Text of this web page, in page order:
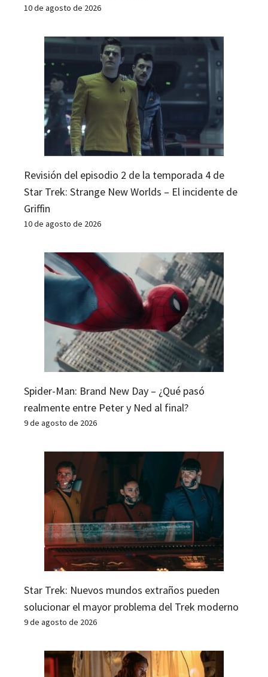
10 de agosto de 2026
Revisión del episodio 2 de la temporada 4 de
Star Trek: Strange New Worlds – El incidente de
Griffin
10 de agosto de 2026
Spider-Man: Brand New Day – ¿Qué pasó
realmente entre Peter y Ned al final?
9 de agosto de 2026
Star Trek: Nuevos mundos extraños pueden
solucionar el mayor problema del Trek moderno
9 de agosto de 2026